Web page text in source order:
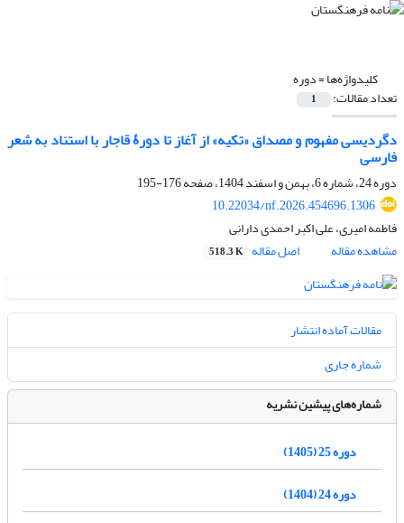
کلیدواژه‌ها =دوره
تعداد مقالات: 1
دگردیسی مفهوم و مصداق «تکیه» از آغاز تا دورۀ قاجار با استناد به شعر
فارسی
دوره 24، شماره 6، بهمن و اسفند 1404، صفحه
176-195
10.22034/nf.2026.454696.1306
فاطمه امیری، علی اکبر احمدی دارانی
مشاهده مقاله
اصل مقاله 518.3 K
مقالات آماده انتشار
شماره جاری
شماره‌های پیشین نشریه
دوره 25 (1405)
دوره 24 (1404)